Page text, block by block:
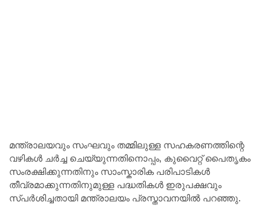
മന്ത്രാലയവും സംഘവും തമ്മിലുള്ള സഹകരണത്തിന്റെ
വഴികൾ ചർച്ച ചെയ്യുന്നതിനൊപ്പം, കുവൈറ്റ് പൈതൃകം
സംരക്ഷിക്കുന്നതിനും സാംസ്കാരിക പരിപാടികൾ
തീവ്രമാക്കുന്നതിനുമുള്ള പദ്ധതികൾ ഇരുപക്ഷവും
സ്പർശിച്ചതായി മന്ത്രാലയം പ്രസ്താവനയിൽ പറഞ്ഞു.